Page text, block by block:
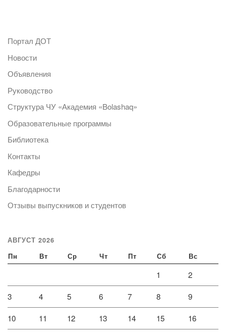
Портал ДОТ
Новости
Объявления
Руководство
Структура ЧУ «Академия «Bolashaq»
Образовательные программы
Библиотека
Контакты
Кафедры
Благодарности
Отзывы выпускников и студентов
АВГУСТ 2026
Пн Вт Ср Чт Пт Сб Вс
1 2
3 4 5 6 7 8 9
10 11 12 13 14 15 16